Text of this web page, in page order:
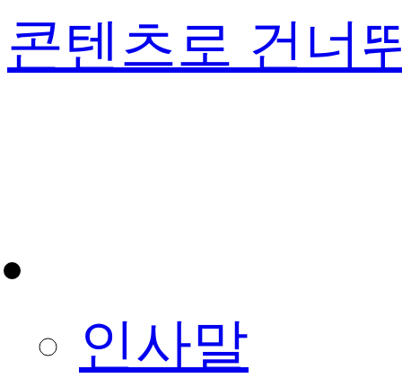
콘텐츠로 건너
인사말